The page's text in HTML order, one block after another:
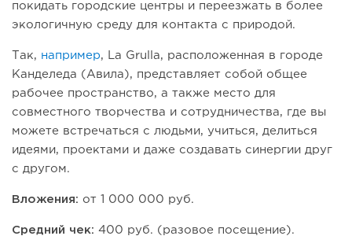
покидать городские центры и переезжать в более
экологичную среду для контакта с природой.
Так, например, La Grulla, расположенная в городе
Канделеда (Авила), представляет собой общее
рабочее пространство, а также место для
совместного творчества и сотрудничества, где вы
можете встречаться с людьми, учиться, делиться
идеями, проектами и даже создавать синергии друг
с другом.
Вложения: от 1 000 000 руб.
Средний чек: 400 руб. (разовое посещение).